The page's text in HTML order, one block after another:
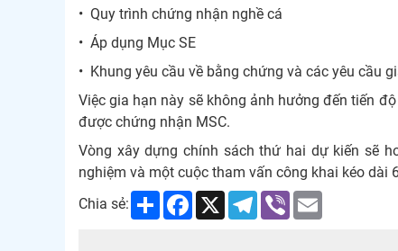
• Quy trình chứng nhận nghề cá
• Áp dụng Mục SE
• Khung yêu cầu về bằng chứng và các yêu cầu
Việc gia hạn này sẽ không ảnh hưởng đến tiến
được chứng nhận MSC.
Vòng xây dựng chính sách thứ hai dự kiến ​​sẽ
nghiệm và một cuộc tham vấn công khai kéo
Chia sẻ:
Share Facebook
X Telegram
Viber